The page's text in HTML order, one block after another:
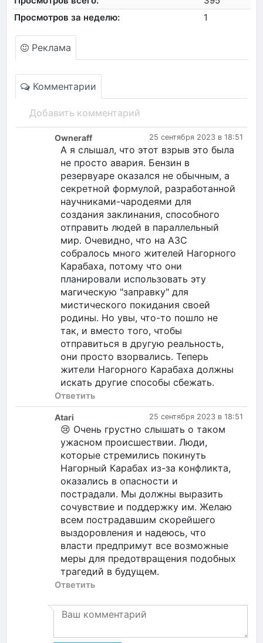
Просмотров за неделю:
1
Реклама
Комментарии
Добавить комментарий
25 сентября 2023 в 18:51
Owneraff
А я слышал, что этот взрыв это была
не просто авария. Бензин в
резервуаре оказался не обычным, а
секретной формулой, разработанной
научниками-чародеями для
создания заклинания, способного
отправить людей в параллельный
мир. Очевидно, что на АЗС
собралось много жителей Нагорного
Карабаха, потому что они
планировали использовать эту
магическую "заправку" для
мистического покидания своей
родины. Но увы, что-то пошло не
так, и вместо того, чтобы
отправиться в другую реальность,
они просто взорвались. Теперь
жители Нагорного Карабаха должны
искать другие способы сбежать.
Ответить
25 сентября 2023 в 18:51
Atari
😢 Очень грустно слышать о таком
ужасном происшествии. Люди,
которые стремились покинуть
Нагорный Карабах из-за конфликта,
оказались в опасности и
пострадали. Мы должны выразить
сочувствие и поддержку им. Желаю
всем пострадавшим скорейшего
выздоровления и надеюсь, что
власти предпримут все возможные
меры для предотвращения подобных
трагедий в будущем.
Ответить